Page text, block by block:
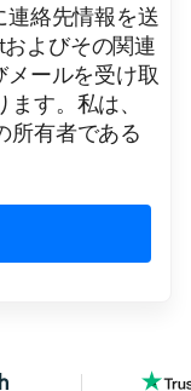
連絡先情報を送
よびその関連
メールを受け取
す。私は、
所有者である